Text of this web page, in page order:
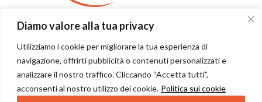
Diamo valore alla tua privacy
Utilizziamo i cookie per migliorare la tua esperienza di
navigazione, offrirti pubblicità o contenuti personalizzati e
analizzare il nostro traffico. Cliccando “Accetta tutti”,
acconsenti al nostro utilizzo dei cookie. Politica sui cookie
ANTONINO seleziona i migliori prodotti siciliani freschi e
confezionati. Raccolti e spediti in giornata, confezionati con
cura, con consegne in tutta Italia solo con mezzi refrigerati.
Azienda Brancato Rosario, Via Palermo 221, 95046 Palagonia